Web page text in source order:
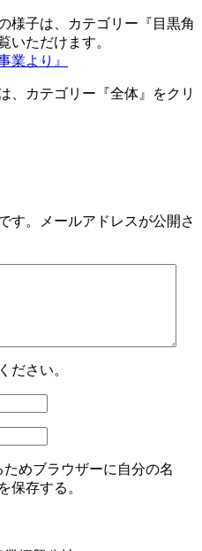
様子は、カテゴリー『目黒角
いただけます。
業より』
、カテゴリー『全体』をクリ
す。メールアドレスが公開さ
ださい。
めブラウザーに自分の名
保存する。